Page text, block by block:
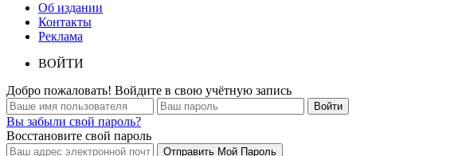
Об издании
Контакты
Реклама
ВОЙТИ
Добро пожаловать! Войдите в свою учётную запись
Вы забыли свой пароль?
Восстановите свой пароль